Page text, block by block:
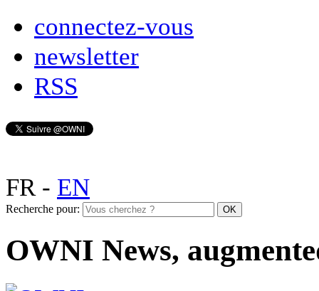
connectez-vous
newsletter
RSS
FR- EN
Recherche pour:
OWNI News,